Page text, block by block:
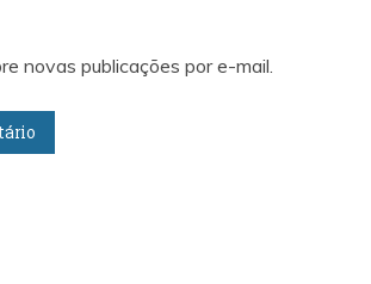
novas publicações por e-mail.